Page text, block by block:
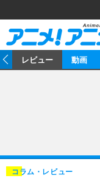
レビュー 動画
コラム・レビュー